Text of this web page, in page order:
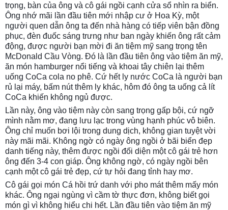
trọng, bàn của ông và cô gái ngồi cạnh cửa sổ nhìn ra biển.
Ông nhớ mãi lần đầu tiên mới nhập cư ở Hoa Kỳ, một
người quen dẫn ông ta đến nhà hàng có tiếp viên bận đồng
phục, đèn đuốc sáng trưng như ban ngày khiến ông rất cảm
động, được người bạn mời đi ăn tiệm mỹ sang trọng tên
McDonald Cầu Vòng. Đó là lần đầu tiên ông vào tiệm ăn mỹ,
ăn món hamburger nổi tiếng và khoai tây chiên lại thêm
uống CoCa cola no phê. Cứ hết ly nước CoCa là người bạn
rủ lại máy, bấm nút thêm ly khác, hôm đó ông ta uống cả lít
CoCa khiến không ngủ được.
Lần này, ông vào tiệm này còn sang trọng gấp bội, cứ ngỡ
mình nằm mơ, đang lưu lạc trong vùng hạnh phúc vô biên.
Ông chỉ muốn bơi lội trong dung dịch, không gian tuyệt vời
này mãi mãi. Không ngờ có ngày ông ngồi ở bãi biển đẹp
danh tiếng này, thêm được ngồi đối diện một cô gái trẻ hơn
ông đến 3-4 con giáp. Ông không ngờ, có ngày ngồi bên
cạnh một cô gái trẻ đẹp, cứ tự hỏi đang tỉnh hay mơ.
Cô gái gọi món Cá hồi trứ danh với pho mát thêm mấy món
khác. Ông ngại ngùng vì cầm tờ thực đơn, không biết gọi
món gì vì không hiểu chi hết. Lần đầu tiên vào tiệm ăn mỹ